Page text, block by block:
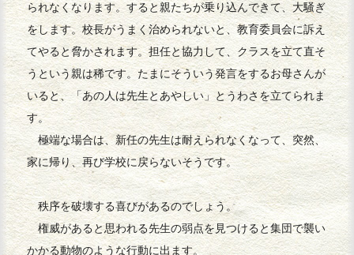
られなくなります。すると親たちが乗り込んできて、大騒ぎ
をします。校長がうまく治められないと、教育委員会に訴え
てやると脅かされます。担任と協力して、クラスを立て直そ
うという親は稀です。たまにそういう発言をするお母さんが
いると、「あの人は先生とあやしい」とうわさを立てられま
す。
極端な場合は、新任の先生は耐えられなくなって、突然、
家に帰り、再び学校に戻らないそうです。
秩序を破壊する喜びがあるのでしょう。
権威があると思われる先生の弱点を見つけると集団で襲い
かかる動物のような行動に出ます。